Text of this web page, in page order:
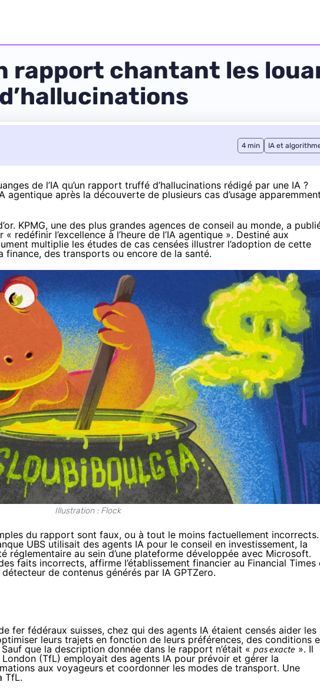
rapport chantant les
4 min IA et
de l’IA qu’un rapport truffé d’hallucinations rédigé par une IA ?
agentique après la découverte de plusieurs cas d’usage
KPMG, une des plus grandes agences de conseil au monde, a
redéfinir l’excellence à l’heure de l’IA agentique ». Destiné aux
multiplie les études de cas censées illustrer l’adoption de cette
finance, des transports ou encore de la santé.
Illustration : Flock
du rapport sont faux, ou à tout le moins factuellement incorrects.
UBS utilisait des agents IA pour le conseil en investissement, la
réglementaire au sein d’une plateforme développée avec Microsoft.
faits incorrects, affirme l’établissement financier au Financial Times
de contenus générés par IA GPTZero.
fer fédéraux suisses, chez qui des agents IA étaient censés aider les
leurs trajets en fonction de leurs préférences, des conditions
que la description donnée dans le rapport n’était « pas exacte ». Il
(TfL) employait des agents IA pour prévoir et gérer la
aux voyageurs et coordonner les modes de transport. Une
TfL.